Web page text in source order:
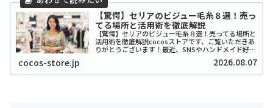
【驚愕】セリアのビジュー毛糸８選！売っ
てる場所と活用術を徹底解説
【驚愕】セリアのビジュー毛糸８選！売ってる場所と
活用術を徹底解説cocosストアです、ご覧いただきあ
りがとうございます！最近、SNSやハンドメイド好き
の間で「宝石みたいで可愛い！」と話題沸騰中の、セ
リアのビジュー系毛糸をご存知ですか？キラキ...
cocos-store.jp 2026.08.07